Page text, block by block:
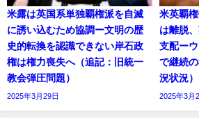
米露は英国系単独覇権派を自滅
に誘い込むため協調ー文明の歴
史的転換を認識できない岸石政
権は権力喪失へ（追記：旧統一
教会弾圧問題）
2025年3月29日
米英覇
は離脱
支配ー
で継続
況状況）
2025年3月